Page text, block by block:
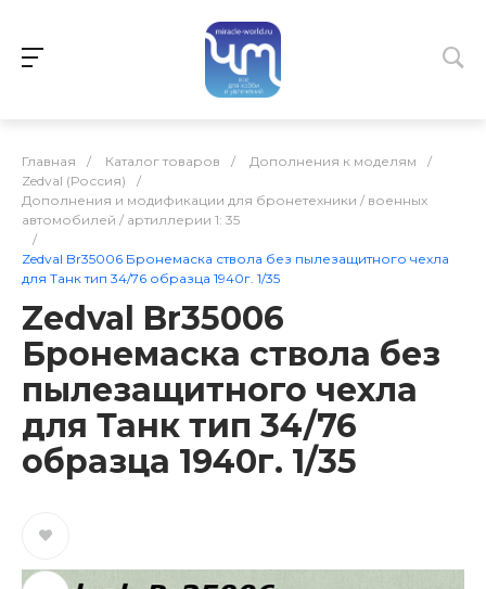
Главная / Каталог товаров / Дополнения к моделям
/
Zedval (Россия)
/
Дополнения и модификации для бронетехники / военных
автомобилей / артиллерии 1: 35
/
Zedval Br35006 Бронемаска ствола без пылезащитного чехла
для Танк тип 34/76 образца 1940г. 1/35
Zedval Br35006
Бронемаска ствола без
пылезащитного чехла
для Танк тип 34/76
образца 1940г. 1/35